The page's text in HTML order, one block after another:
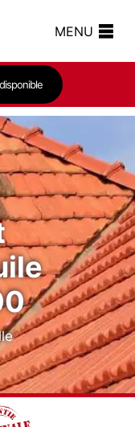
MENU